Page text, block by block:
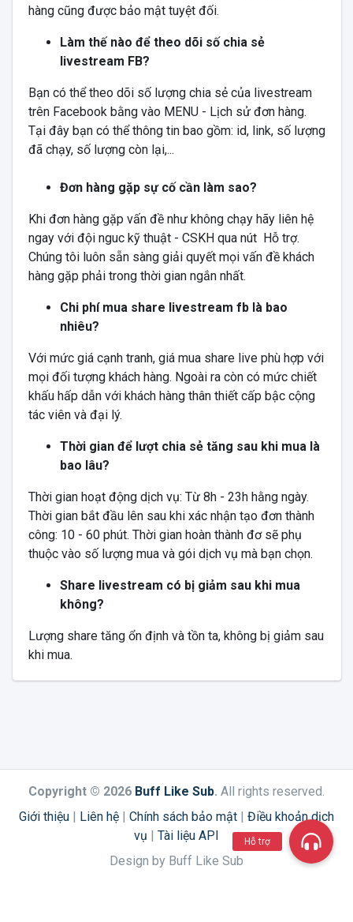
hàng cũng được bảo mật tuyệt đối.
Làm thế nào để theo dõi số chia sẻ
livestream FB?
Bạn có thể theo dõi số lượng chia sẻ của livestream
trên Facebook bằng vào MENU - Lịch sử đơn hàng.
Tại đây bạn có thể thông tin bao gồm: id, link, số lượng
đã chạy, số lượng còn lại,...
Đơn hàng gặp sự cố cần làm sao?
Khi đơn hàng gặp vấn đề như không chạy hãy liên hệ
ngay với đội nguc kỹ thuật - CSKH qua nút Hỗ trợ.
Chúng tôi luôn sẵn sàng giải quyết mọi vấn đề khách
hàng gặp phải trong thời gian ngắn nhất.
Chi phí mua share livestream fb là bao
nhiêu?
Với mức giá cạnh tranh, giá mua share live phù hợp với
mọi đối tượng khách hàng. Ngoài ra còn có mức chiết
khấu hấp dẫn với khách hàng thân thiết cấp bậc cộng
tác viên và đại lý.
Thời gian để lượt chia sẻ tăng sau khi mua là
bao lâu?
Thời gian hoạt động dịch vụ: Từ 8h - 23h hằng ngày.
Thời gian bắt đầu lên sau khi xác nhận tạo đơn thành
công: 10 - 60 phút. Thời gian hoàn thành đơ sẽ phụ
thuộc vào số lượng mua và gói dịch vụ mà bạn chọn.
Share livestream có bị giảm sau khi mua
không?
Lượng share tăng ổn định và tồn ta, không bị giảm sau
khi mua.
Copyright © 2026 Buff Like Sub. All rights reserved.
Giới thiệu | Liên hệ | Chính sách bảo mật | Điều khoản dịch
vụ | Tài liệu API
Design by Buff Like Sub
Hỗ trợ